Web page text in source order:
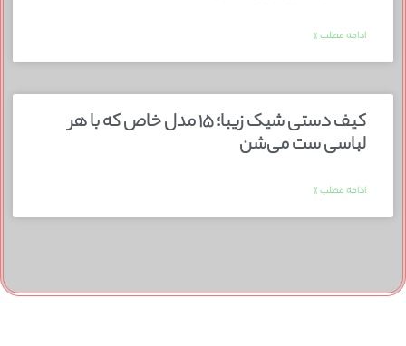
ادامه مطلب »
کیف دستی شیک زیبا؛ ۱۵ مدل خاص که با هر
لباسی ست می‌شن
ادامه مطلب »